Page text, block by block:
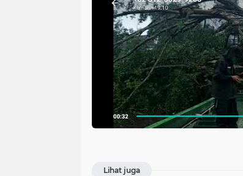
Lihat juga